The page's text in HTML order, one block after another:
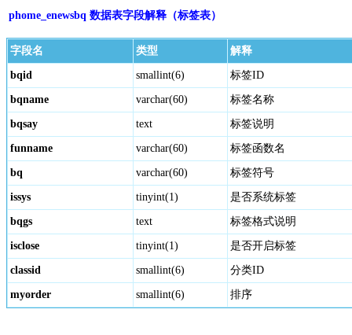
phome_enewsbq 数据表字段解释（标签表）
字段名 类型 解释
bqid smallint(6) 标签ID
bqname varchar(60) 标签名称
bqsay text 标签说明
funname varchar(60) 标签函数名
bq varchar(60) 标签符号
issys tinyint(1) 是否系统标签
bqgs text 标签格式说明
isclose tinyint(1) 是否开启标签
classid smallint(6) 分类ID
myorder smallint(6) 排序